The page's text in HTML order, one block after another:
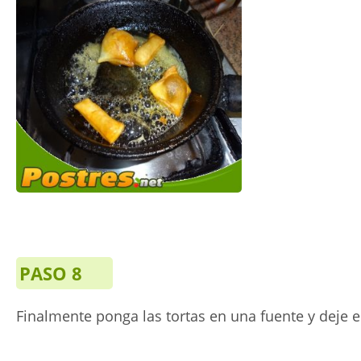
PASO 8
Finalmente ponga las tortas en una fuente y deje